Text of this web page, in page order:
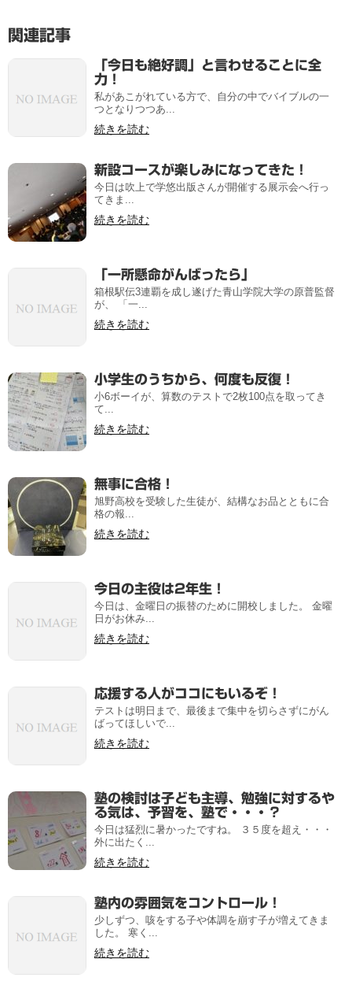
関連記事
「今日も絶好調」と言わせることに全
力！
私があこがれている方で、自分の中でバイブルの一
つとなりつつあ...
続きを読む
新設コースが楽しみになってきた！
今日は吹上で学悠出版さんが開催する展示会へ行っ
てきま...
続きを読む
「一所懸命がんばったら」
箱根駅伝3連覇を成し遂げた青山学院大学の原普監督
が、 「一...
続きを読む
小学生のうちから、何度も反復！
小6ボーイが、算数のテストで2枚100点を取ってき
て...
続きを読む
無事に合格！
旭野高校を受験した生徒が、結構なお品とともに合
格の報...
続きを読む
今日の主役は2年生！
今日は、金曜日の振替のために開校しました。 金曜
日がお休み...
続きを読む
応援する人がココにもいるぞ！
テストは明日まで、最後まで集中を切らさずにがん
ばってほしいで...
続きを読む
塾の検討は子ども主導、勉強に対するや
る気は、予習を、塾で・・・？
今日は猛烈に暑かったですね。 ３５度を超え・・・
外に出たく...
続きを読む
塾内の雰囲気をコントロール！
少しずつ、咳をする子や体調を崩す子が増えてきま
した。 寒く...
続きを読む